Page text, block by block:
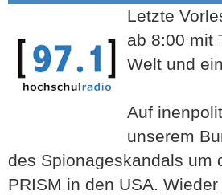
Letzte
ab 8:00 mit
Welt und
Auf
unserem
des Spionageskandals um
PRISM in den USA.